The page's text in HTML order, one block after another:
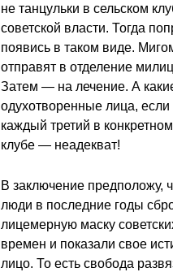
не танцульки в сельском
советской власти. Тогда
появись в таком виде.
отправят в отделение
Затем — на лечение. А
одухотворенные лица, если
каждый третий в конкретном
клубе — неадекват!
В заключение предположу,
люди в последние годы
лицемерную маску
времен и показали свое
лицо. То есть свобода